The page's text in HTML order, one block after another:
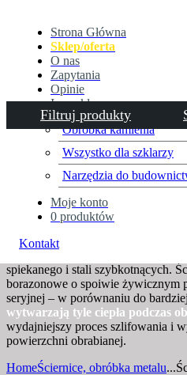
Filtruj produkty
Strona Główna
Sklep/oferta
O nas
Zapytania
Opinie
Inne sklepy
Obróbka kamienia
Wszystko dla szklarzy
Narzędzia do
Moje konto
0 produktów
Kontakt
Ściernice o
Wysoką wydajność zapewnia
diament i borazon. Szeroko oferta
profilowych znajdujących
spiekanego i stali szybkotnących.
borazonowe o spoiwie żywicznym
seryjnej – w porównaniu do
wytwarzają tyle ciepła podczas
wydajniejszy proces szlifowania i
powierzchni obrabianej.
HomeŚciernice, obróbka metalu...